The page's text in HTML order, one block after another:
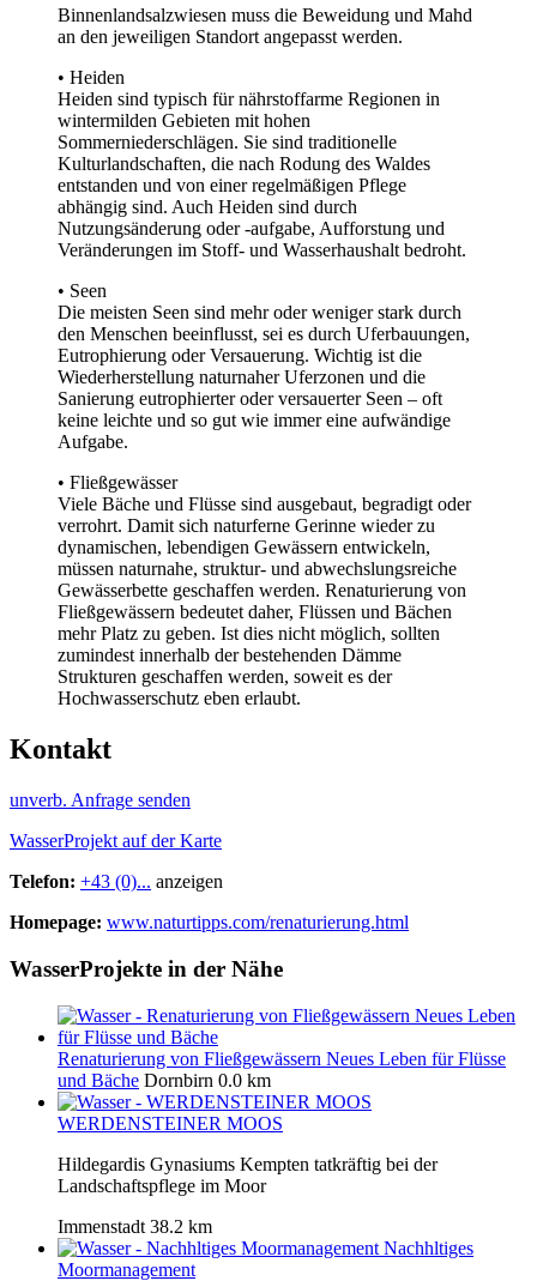
Binnenlandsalzwiesen muss die Beweidung und Mahd
an den jeweiligen Standort angepasst werden.
• Heiden
Heiden sind typisch für nährstoffarme Regionen in
wintermilden Gebieten mit hohen
Sommerniederschlägen. Sie sind traditionelle
Kulturlandschaften, die nach Rodung des Waldes
entstanden und von einer regelmäßigen Pflege
abhängig sind. Auch Heiden sind durch
Nutzungsänderung oder -aufgabe, Aufforstung und
Veränderungen im Stoff- und Wasserhaushalt bedroht.
• Seen
Die meisten Seen sind mehr oder weniger stark durch
den Menschen beeinflusst, sei es durch Uferbauungen,
Eutrophierung oder Versauerung. Wichtig ist die
Wiederherstellung naturnaher Uferzonen und die
Sanierung eutrophierter oder versauerter Seen – oft
keine leichte und so gut wie immer eine aufwändige
Aufgabe.
• Fließgewässer
Viele Bäche und Flüsse sind ausgebaut, begradigt oder
verrohrt. Damit sich naturferne Gerinne wieder zu
dynamischen, lebendigen Gewässern entwickeln,
müssen naturnahe, struktur- und abwechslungsreiche
Gewässerbette geschaffen werden. Renaturierung von
Fließgewässern bedeutet daher, Flüssen und Bächen
mehr Platz zu geben. Ist dies nicht möglich, sollten
zumindest innerhalb der bestehenden Dämme
Strukturen geschaffen werden, soweit es der
Hochwasserschutz eben erlaubt.
Kontakt
unverb. Anfrage senden
WasserProjekt auf der Karte
Telefon: +43 (0)... anzeigen
Homepage: www.naturtipps.com/renaturierung.html
WasserProjekte in der Nähe
Renaturierung von Fließgewässern Neues Leben für Flüsse
und Bäche Dornbirn 0.0 km
WERDENSTEINER MOOS
Hildegardis Gynasiums Kempten tatkräftig bei der
Landschaftspflege im Moor
Immenstadt 38.2 km
Nachhltiges
Moormanagement